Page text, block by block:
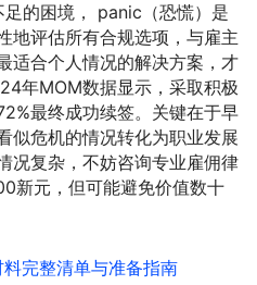
的困境， panic（恐慌）是
地评估所有合规选项，与雇主
适合个人情况的解决方案，才
年MOM数据显示，采取积极
最终成功续签。关键在于早
似危机的情况转化为职业发展
况复杂，不妨咨询专业雇佣律
新元，但可能避免价值数十
料完整清单与准备指南